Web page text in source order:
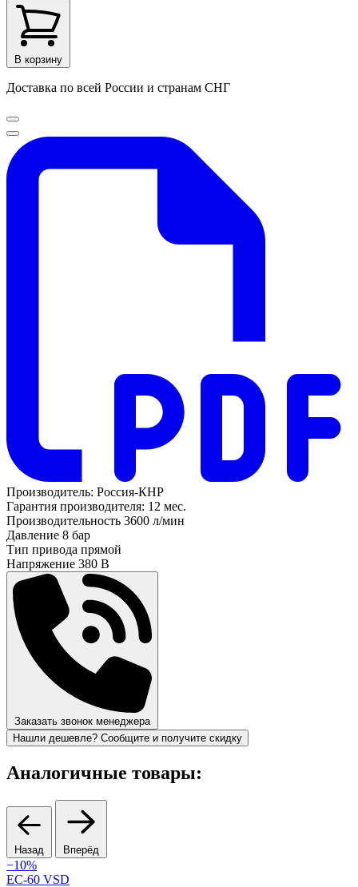
В корзину
Доставка по всей России и странам СНГ
Производитель: Россия-КНР
Гарантия производителя: 12 мес.
Производительность 3600 л/мин
Давление 8 бар
Тип привода прямой
Напряжение 380 В
Заказать звонок менеджера
Нашли дешевле? Сообщите и получите скидку
Аналогичные товары:
Назад Вперёд
−10%
EC-60 VSD